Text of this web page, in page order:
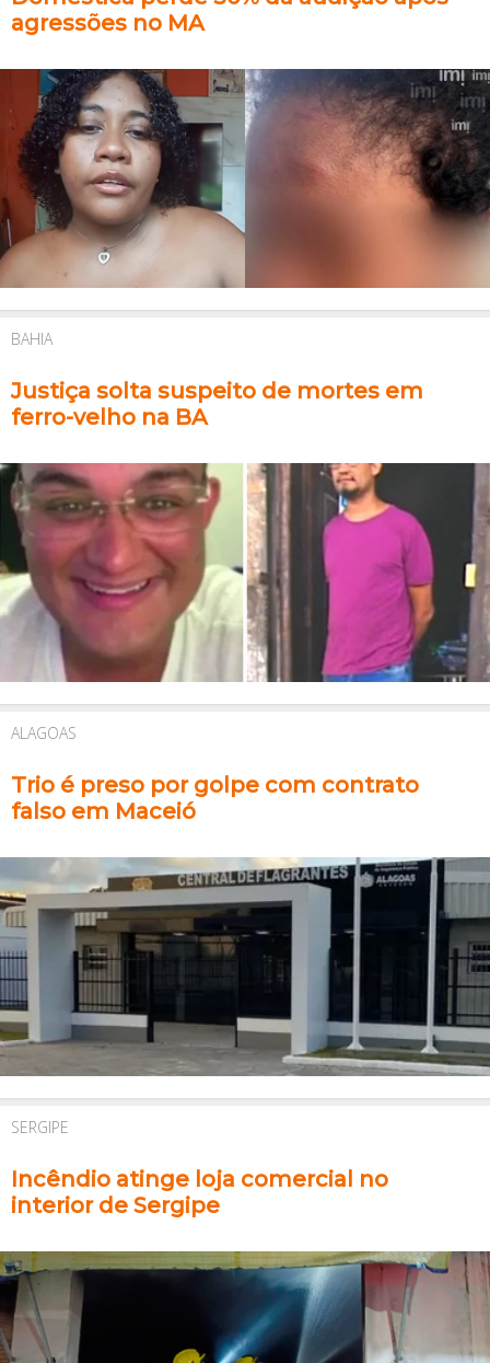
agressões no MA
BAHIA
Justiça solta suspeito de mortes em
ferro-velho na BA
ALAGOAS
Trio é preso por golpe com contrato
falso em Maceió
SERGIPE
Incêndio atinge loja comercial no
interior de Sergipe